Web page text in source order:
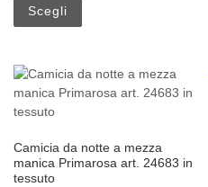
Scegli
Camicia da notte a mezza
manica Primarosa art. 24683 in
tessuto